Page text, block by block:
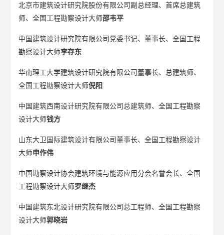
北京市建筑设计研究院股份有限公司副总经理、首席总建筑
师、全国工程勘察设计大师邵韦平
中国建筑设计研究院有限公司党委书记、董事长、全国工程
勘察设计大师李存东
华南理工大学建筑设计研究院有限公司董事长、总建筑师、
全国工程勘察设计大师倪阳
中国建筑西南设计研究院有限公司总建筑师、全国工程勘察
设计大师钱方
山东大卫国际建筑设计有限公司董事长、全国工程勘察设计
大师申作伟
中国勘察设计协会建筑环境与能源应用分会名誉会长、全国
工程勘察设计大师罗继杰
中国建筑东北设计研究院有限公司总工程师、全国工程勘察
设计大师郭晓岩